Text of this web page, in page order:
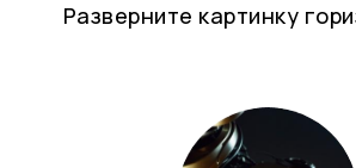
Разверните картинку